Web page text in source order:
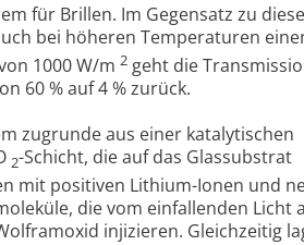
für Brillen. Im Gegensatz zu
bei höheren Temperaturen
1000 W/m 2 geht die
60 % auf 4 % zurück.
zugrunde aus einer katalytischen
2-Schicht, die auf das Glassubstrat
mit positiven Lithium-Ionen und
die vom einfallenden Licht
injizieren. Gleichzeitig